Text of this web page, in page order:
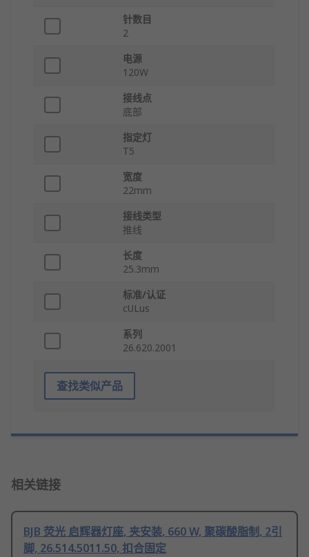
针数目
2
电源
120W
接线点
底部
指定灯
T5
宽度
22mm
接线类型
推线
长度
25.3mm
标准/认证
cULus
系列
26.620.2001
查找类似产品
相关链接
BJB 荧光 启辉器灯座, 夹安装, 660 W, 聚碳酸脂制, 2引
脚, 26.514.5011.50, 扣合固定